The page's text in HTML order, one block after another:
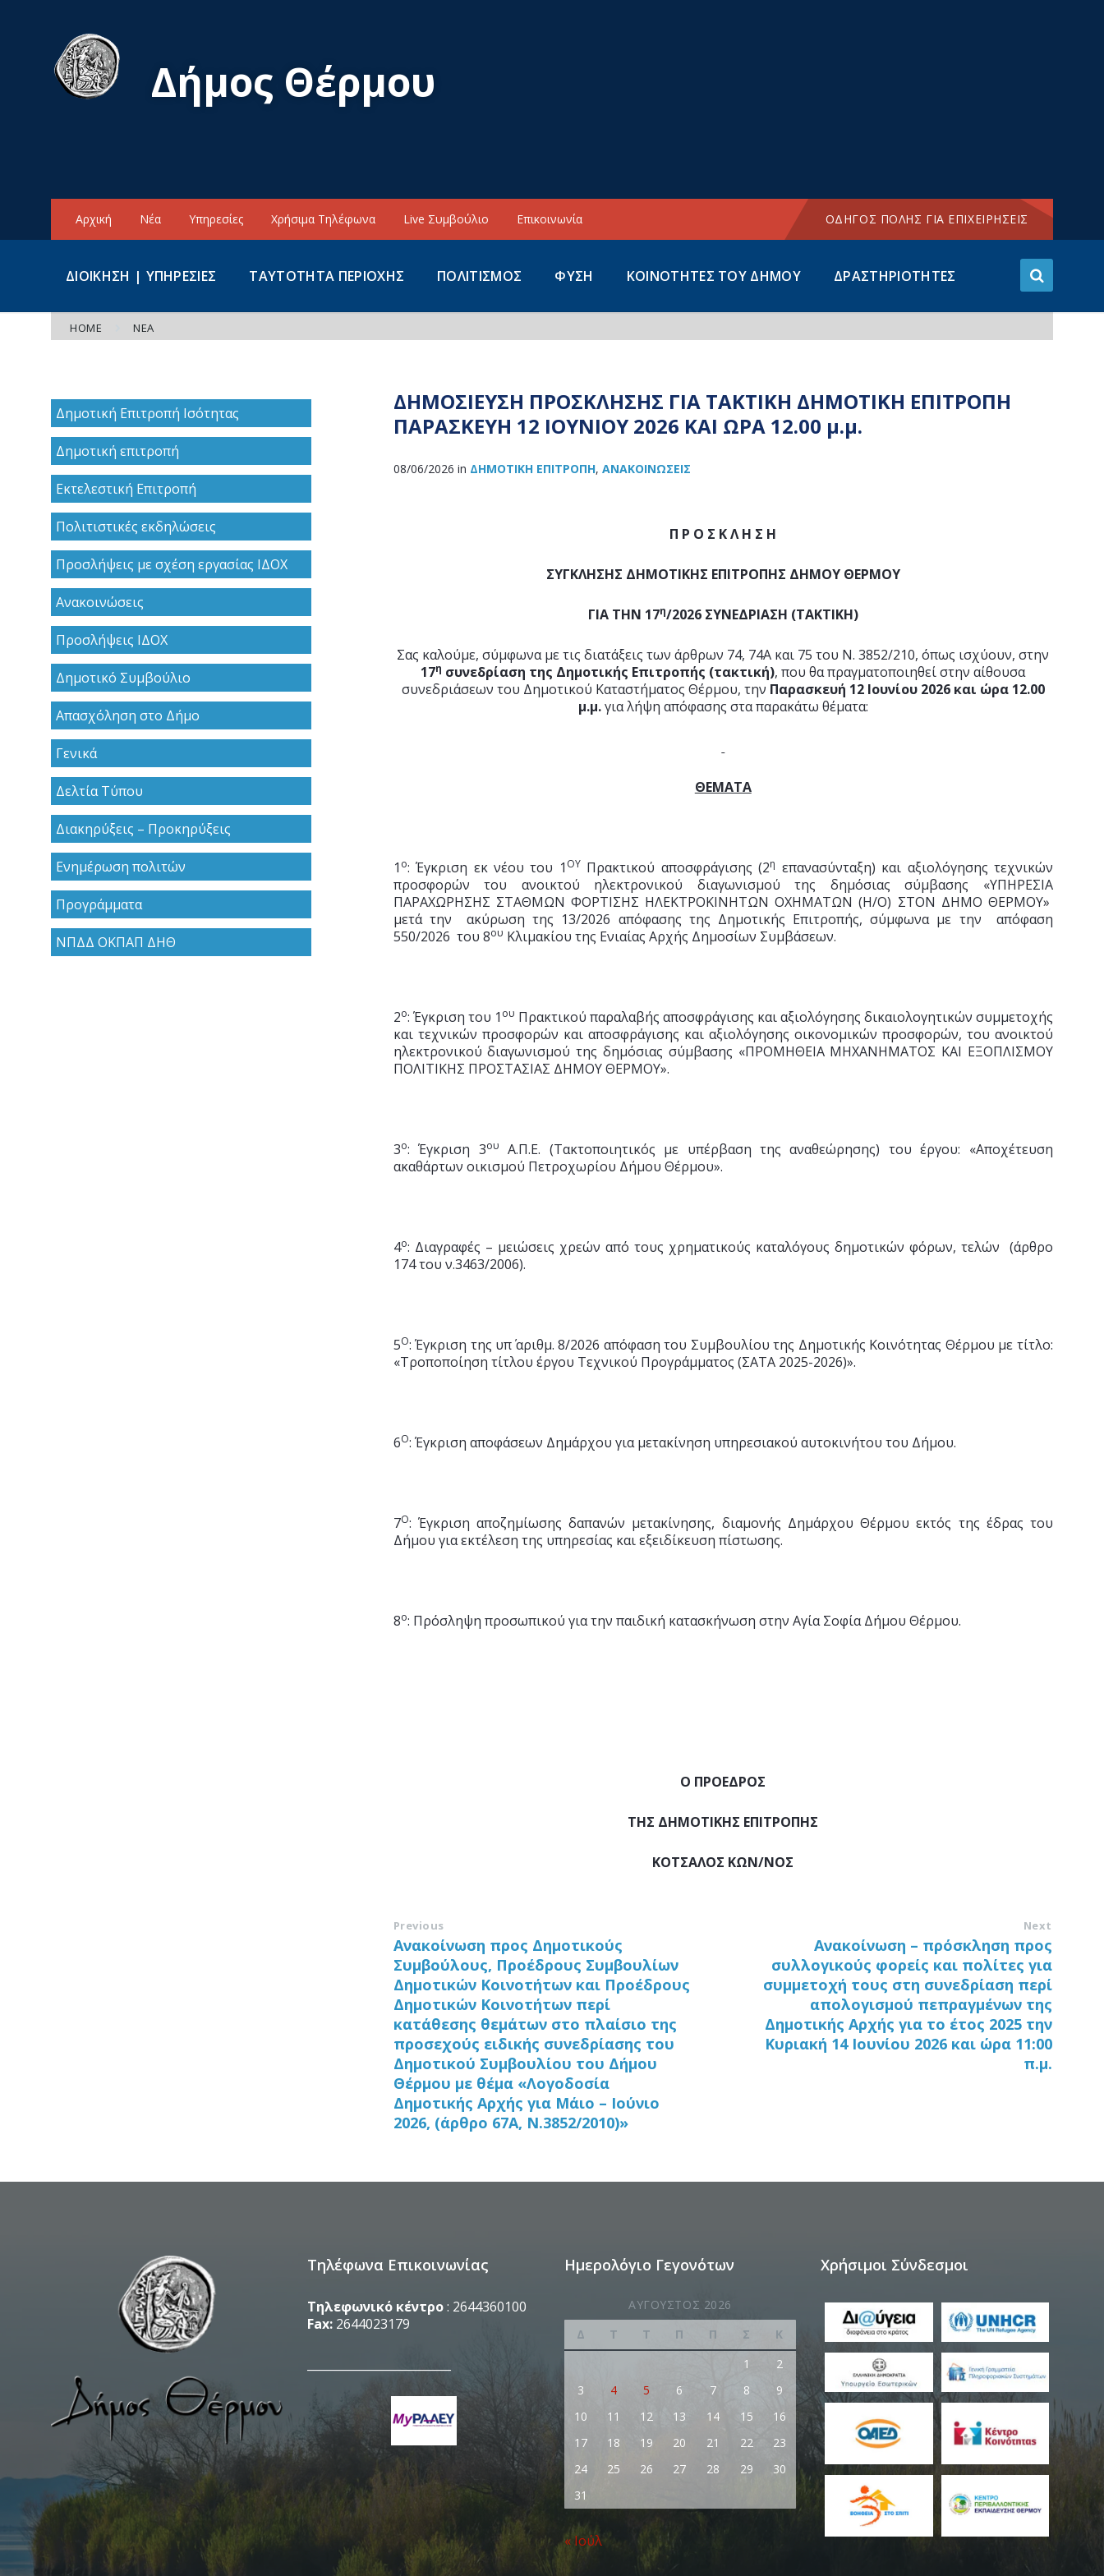
navigation
Δήμος Θέρμου
Αρχική Νέα Υπηρεσίες Χρήσιμα Τηλέφωνα Live Συμβούλιο Επικοινωνία
Choose
language:
ΟΔΗΓΟΣ ΠΟΛΗΣ ΓΙΑ ΕΠΙΧΕΙΡΗΣΕΙΣ
ΔΙΟΙΚΗΣΗ | ΥΠΗΡΕΣΙΕΣ ΤΑΥΤΟΤΗΤΑ ΠΕΡΙΟΧΗΣ ΠΟΛΙΤΙΣΜΟΣ ΦΥΣΗ ΚΟΙΝΟΤΗΤΕΣ ΤΟΥ ΔΗΜΟΥ ΔΡΑΣΤΗΡΙΟΤΗΤΕΣ
HOME ΝΈΑ
ΔΗΜΟΣΙΕΥΣΗ ΠΡΟΣΚΛΗΣΗΣ ΓΙΑ ΤΑΚΤΙΚΗ ΔΗΜΟΤΙΚΗ ΕΠΙΤΡΟΠΗ
ΠΑΡΑΣΚΕΥΗ 12 ΙΟΥΝΙΟΥ 2026 ΚΑΙ ΩΡΑ 12.00 μ.μ.
08/06/2026 in ΔΗΜΟΤΙΚΉ ΕΠΙΤΡΟΠΉ, ΑΝΑΚOΙΝΏΣΕΙΣ
Π Ρ Ο Σ Κ Λ Η Σ Η
ΣΥΓΚΛΗΣΗΣ ΔΗΜΟΤΙΚΗΣ ΕΠΙΤΡΟΠΗΣ ΔΗΜΟΥ ΘΕΡΜΟΥ
ΓΙΑ ΤΗΝ 17η/2026 ΣΥΝΕΔΡΙΑΣΗ (ΤΑΚΤΙΚΗ)
Σας καλούμε, σύμφωνα με τις διατάξεις των άρθρων 74, 74Α και 75 του Ν. 3852/210, όπως ισχύουν, στην
17η συνεδρίαση της Δημοτικής Επιτροπής (τακτική), που θα πραγματοποιηθεί στην αίθουσα
συνεδριάσεων του Δημοτικού Καταστήματος Θέρμου, την Παρασκευή 12 Ιουνίου 2026 και ώρα 12.00
μ.μ.για λήψη απόφασης στα παρακάτω θέματα:
ΘΕΜΑΤΑ
1 ο: Έγκριση εκ νέου του 1 ΟΥ Πρακτικού αποσφράγισης (2η επανασύνταξη) και αξιολόγησης τεχνικών
προσφορών του ανοικτού ηλεκτρονικού διαγωνισμού της δημόσιας σύμβασης «ΥΠΗΡΕΣΙΑ
ΠΑΡΑΧΩΡΗΣΗΣ ΣΤΑΘΜΩΝ ΦΟΡΤΙΣΗΣ ΗΛΕΚΤΡΟΚΙΝΗΤΩΝ ΟΧΗΜΑΤΩΝ (Η/Ο) ΣΤΟΝ ΔΗΜΟ ΘΕΡΜΟΥ»
μετά την ακύρωση της 13/2026 απόφασης της Δημοτικής Επιτροπής, σύμφωνα με την απόφαση
550/2026 του 8ου Κλιμακίου της Ενιαίας Αρχής Δημοσίων Συμβάσεων.
2ο: Έγκριση του 1 ου Πρακτικού παραλαβής αποσφράγισης και αξιολόγησης δικαιολογητικών συμμετοχής
και τεχνικών προσφορών και αποσφράγισης και αξιολόγησης οικονομικών προσφορών, του ανοικτού
ηλεκτρονικού διαγωνισμού της δημόσιας σύμβασης «ΠΡΟΜΗΘΕΙΑ ΜΗΧΑΝΗΜΑΤΟΣ ΚΑΙ ΕΞΟΠΛΙΣΜΟΥ
ΠΟΛΙΤΙΚΗΣ ΠΡΟΣΤΑΣΙΑΣ ΔΗΜΟΥ ΘΕΡΜΟΥ».
3ο: Έγκριση 3ου
Α.Π.Ε. (Τακτοποιητικός με υπέρβαση της αναθεώρησης) του έργου: «Αποχέτευση
ακαθάρτων οικισμού Πετροχωρίου Δήμου Θέρμου».
4ο: Διαγραφές – μειώσεις χρεών από τους χρηματικούς καταλόγους δημοτικών φόρων, τελών (άρθρο
174 του ν.3463/2006).
5Ο: Έγκριση της υπ΄ αριθμ. 8/2026 απόφαση του Συμβουλίου της Δημοτικής Κοινότητας Θέρμου με τίτλο:
«Τροποποίηση τίτλου έργου Τεχνικού Προγράμματος (ΣΑΤΑ 2025-2026)».
6Ο: Έγκριση αποφάσεων Δημάρχου για μετακίνηση υπηρεσιακού αυτοκινήτου του Δήμου.
7Ο: Έγκριση αποζημίωσης δαπανών μετακίνησης, διαμονής Δημάρχου Θέρμου εκτός της έδρας του
Δήμου για εκτέλεση της υπηρεσίας και εξειδίκευση πίστωσης.
8ο: Πρόσληψη προσωπικού για την παιδική κατασκήνωση στην Αγία Σοφία Δήμου Θέρμου.
Ο ΠΡΟΕΔΡΟΣ
ΤΗΣ ΔΗΜΟΤΙΚΗΣ ΕΠΙΤΡΟΠΗΣ
ΚΟΤΣΑΛΟΣ ΚΩΝ/ΝΟΣ
Previous
Ανακοίνωση προς Δημοτικούς
Συμβούλους, Προέδρους Συμβουλίων
Δημοτικών Κοινοτήτων και Προέδρους
Δημοτικών Κοινοτήτων περί
κατάθεσης θεμάτων στο πλαίσιο της
προσεχούς ειδικής συνεδρίασης του
Δημοτικού Συμβουλίου του Δήμου
Θέρμου με θέμα «Λογοδοσία
Δημοτικής Αρχής για Μάιο – Ιούνιο
2026, (άρθρο 67Α, Ν.3852/2010)»
Next
Ανακοίνωση – πρόσκληση προς
συλλογικούς φορείς και πολίτες για
συμμετοχή τους στη συνεδρίαση περί
απολογισμού πεπραγμένων της
Δημοτικής Αρχής για το έτος 2025 την
Κυριακή 14 Ιουνίου 2026 και ώρα 11:00
π.μ.
Δημοτική Επιτροπή Ισότητας
Δημοτική επιτροπή
Εκτελεστική Επιτροπή
Πολιτιστικές εκδηλώσεις
Προσλήψεις με σχέση εργασίας ΙΔΟΧ
Ανακoινώσεις
Προσλήψεις ΙΔΟΧ
Δημοτικό Συμβούλιο
Απασχόληση στο Δήμο
Γενικά
Δελτία Τύπου
Διακηρύξεις – Προκηρύξεις
Ενημέρωση πολιτών
Προγράμματα
ΝΠΔΔ ΟΚΠΑΠ ΔΗΘ
Τηλέφωνα Επικοινωνίας
Τηλεφωνικό κέντρο: 2644360100
Fax: 2644023179
Ημερολόγιο Γεγονότων
ΑΎΓΟΥΣΤΟΣ 2026
Δ
Τ Τ Π Π Σ
Κ
1
2
3
4 5 6 7 8
9
10
11 12 13 14 15
16
17
18 19 20 21 22
23
24
25 26 27 28 29
30
31
« Ιούλ
Χρήσιμοι Σύνδεσμοι